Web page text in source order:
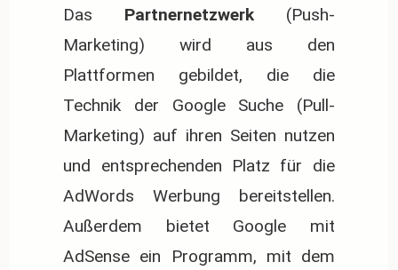
Das Partnernetzwerk(Push-
Marketing) wird aus den
Plattformen gebildet, die die
Technik der Google Suche (Pull-
Marketing) auf ihren Seiten nutzen
und entsprechenden Platz für die
AdWords Werbung bereitstellen.
Außerdem bietet Google mit
AdSense ein Programm, mit dem